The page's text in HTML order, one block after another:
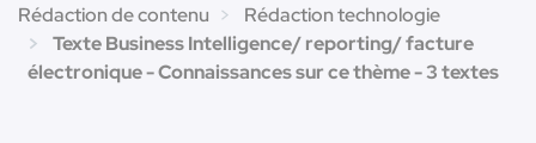
Rédaction de contenu
Rédaction technologie
Texte Business Intelligence/ reporting/ facture
électronique - Connaissances sur ce thème - 3 textes